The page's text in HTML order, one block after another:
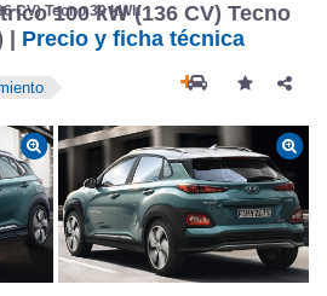
CV) Tecno 39 kWh
100 kW (136 CV) Tecno
| Precio y ficha técnica